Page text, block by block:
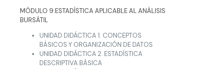
MÓDULO 9.ESTADÍSTICA APLICABLE AL ANÁLISIS
BURSÁTIL
UNIDAD DIDÁCTICA 1. CONCEPTOS
BÁSICOS Y ORGANIZACIÓN DE DATOS
UNIDAD DIDÁCTICA 2. ESTADÍSTICA
DESCRIPTIVA BÁSICA